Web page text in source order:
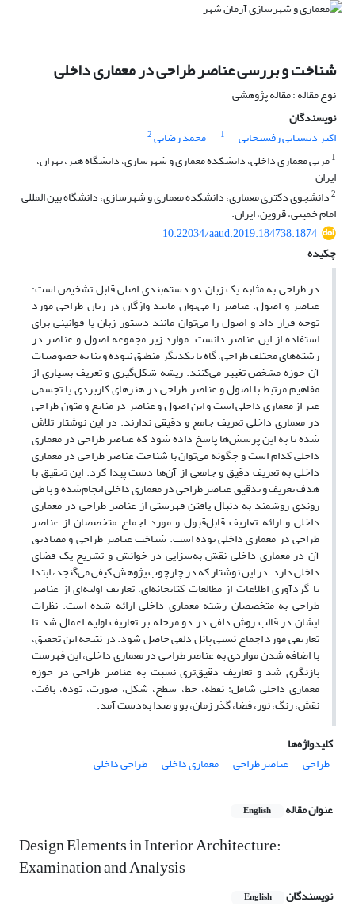
شناخت و بررسی عناصر طراحی در معماری داخلی
نوع مقاله : مقاله پژوهشی
نویسندگان
اکبر دبستانی رفسنجانی
1 محمد رضایی2
1مربی معماری داخلی، دانشکده معماری و شهرسازی، دانشگاه هنر، تهران،
ایران
2دانشجوی دکتری معماری، دانشکده معماری و شهرسازی، دانشگاه بین المللی
امام خمینی، قزوین، ایران.
10.22034/aaud.2019.184738.1874
چکیده
در طراحی به مثابه یک زبان دو دسته‌بندی اصلی قابل تشخیص است:
عناصر و اصول. عناصر را می‌توان مانند واژگان در زبان طراحی مورد
توجه قرار داد و اصول را می‌توان مانند دستور زبان یا قوانینی برای
استفاده از این عناصر دانست. موارد زیر مجموعه اصول و عناصر در
رشته‌های مختلف طراحی، گاه با یکدیگر منطبق نبوده و بنا به خصوصیات
آن حوزه مشخص تغییر می‌کنند. ریشه شکل‌گیری و تعریف بسیاری از
مفاهیم مرتبط با اصول و عناصر طراحی در هنرهای کاربردی یا تجسمی
غیر از معماری داخلی است و این اصول و عناصر در منابع و متون طراحی
در معماری ‌داخلی تعریف جامع و دقیقی ندارند. در این نوشتار تلاش
شده تا به این پرسش‌ها پاسخ داده شود که عناصر طراحی در معماری
‌داخلی کدام است و چگونه می‌توان با شناخت عناصر طراحی در معماری
داخلی به تعریف دقیق و جامعی از آن‌ها دست پیدا کرد. این تحقیق با
هدف تعریف و تدقیق عناصر طراحی در معماری ‌داخلی انجام‌شده و با طی
روندی روشمند به دنبال یافتن فهرستی از عناصر طراحی در معماری
‌داخلی و ارائه تعاریف قابل‌قبول و مورد اجماع متخصصان از عناصر
طراحی در معماری ‌داخلی بوده است. شناخت عناصر طراحی و مصادیق
آن در معماری ‌داخلی نقش به‌سزایی در خوانش و تشریح یک فضای
داخلی دارد. در این نوشتار که در چارچوب پژوهش کیفی می‌گنجد، ابتدا
با گردآوری اطلاعات از مطالعات کتابخانه‌ای، تعاریف اولیه‌ای از عناصر
طراحی به متخصصان رشته معماری داخلی ارائه ‌شده است. نظرات
ایشان در قالب روش دلفی در دو مرحله بر تعاریف اولیه اعمال شد تا
تعاریفی مورد اجماع نسبی پانل دلفی حاصل شود. در نتیجه این تحقیق،
با اضافه شدن مواردی به عناصر طراحی در معماری ‌داخلی، این فهرست
بازنگری شد و تعاریف دقیق‌تری نسبت به عناصر طراحی در حوزه
معماری ‌داخلی شامل: نقطه، خط، سطح، شکل، صورت، توده، بافت،
نقش، رنگ، نور، فضا، گذر زمان، بو و صدا به‌دست آمد.
کلیدواژه‌ها
طراحی
عناصر طراحی معماری داخلی طراحی داخلی
عنوان مقاله English
Design Elements in Interior Architecture:
Examination and Analysis
نویسندگان English